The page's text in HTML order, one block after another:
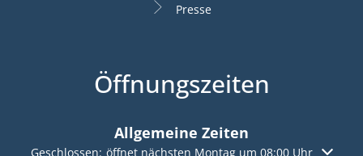
Presse
Öffnungszeiten
Allgemeine Zeiten
Klicken, um weitere Öffnungs- oder Schließzeiten
Geschlossen: öffnet nächsten Montag um 08:00 Uhr